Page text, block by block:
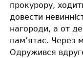
прокурору,
довести
нагороди, а от де
пам’ятає. Через
Одружився